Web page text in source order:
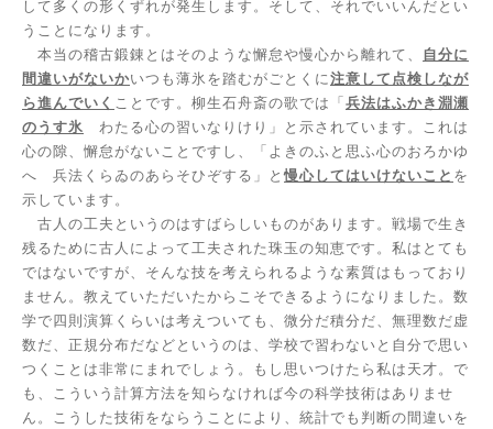
して多くの形くずれが発生します。そして、それでいいんだとい
うことになります。
本当の稽古鍛錬とはそのような懈怠や慢心から離れて、 自分に
間違いがないかいつも薄氷を踏むがごとくに 注意して点検しなが
ら進んでいく ことです。柳生石舟斎の歌では「兵法はふかき淵瀬
のうす氷 わたる心の習いなりけり」と示されています。これは
心の隙、懈怠がないことですし、「よきのふと思ふ心のおろかゆ
へ 兵法くらゐのあらそひぞする」と慢心してはいけないこと を
示しています。
古人の工夫というのはすばらしいものがあります。戦場で生き
残るために古人によって工夫された珠玉の知恵です。私はとても
ではないですが、そんな技を考えられるような素質はもっており
ません。教えていただいたからこそできるようになりました。数
学で四則演算くらいは考えついても、微分だ積分だ、無理数だ虚
数だ、正規分布だなどというのは、学校で習わないと自分で思い
つくことは非常にまれでしょう。もし思いつけたら私は天才。で
も、こういう計算方法を知らなければ今の科学技術はありませ
ん。こうした技術をならうことにより、統計でも判断の間違いを